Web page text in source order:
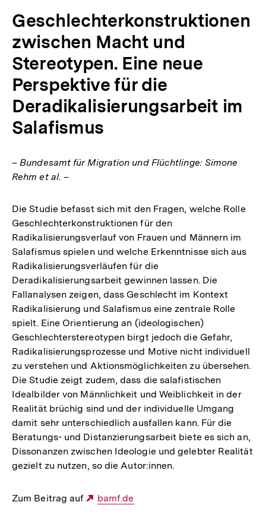
Geschlechterkonstruktionen
zwischen Macht und
Stereotypen. Eine neue
Perspektive für die
Deradikalisierungsarbeit im
Salafismus
– Bundesamt für Migration und Flüchtlinge: Simone
Rehm et al. –
Die Studie befasst sich mit den Fragen, welche Rolle
Geschlechterkonstruktionen für den
Radikalisierungsverlauf von Frauen und Männern im
Salafismus spielen und welche Erkenntnisse sich aus
Radikalisierungsverläufen für die
Deradikalisierungsarbeit gewinnen lassen. Die
Fallanalysen zeigen, dass Geschlecht im Kontext
Radikalisierung und Salafismus eine zentrale Rolle
spielt. Eine Orientierung an (ideologischen)
Geschlechterstereotypen birgt jedoch die Gefahr,
Radikalisierungsprozesse und Motive nicht individuell
zu verstehen und Aktionsmöglichkeiten zu übersehen.
Die Studie zeigt zudem, dass die salafistischen
Idealbilder von Männlichkeit und Weiblichkeit in der
Realität brüchig sind und der individuelle Umgang
damit sehr unterschiedlich ausfallen kann. Für die
Beratungs- und Distanzierungsarbeit biete es sich an,
Dissonanzen zwischen Ideologie und gelebter Realität
gezielt zu nutzen, so die Autor:innen.
Zum Beitrag auf
Externer
bamf.de